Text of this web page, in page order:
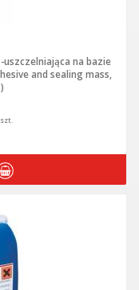
uszczelniająca na bazie
and sealing mass,
szt.